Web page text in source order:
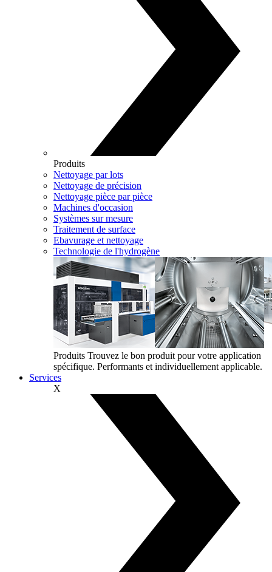
Produits
Nettoyage par lots
Nettoyage de précision
Nettoyage pièce par pièce
Machines d'occasion
Systèmes sur mesure
Traitement de surface
Ebavurage et nettoyage
Technologie de l'hydrogène
Produits Trouvez le bon produit pour votre application
spécifique. Performants et individuellement applicable.
Services
X